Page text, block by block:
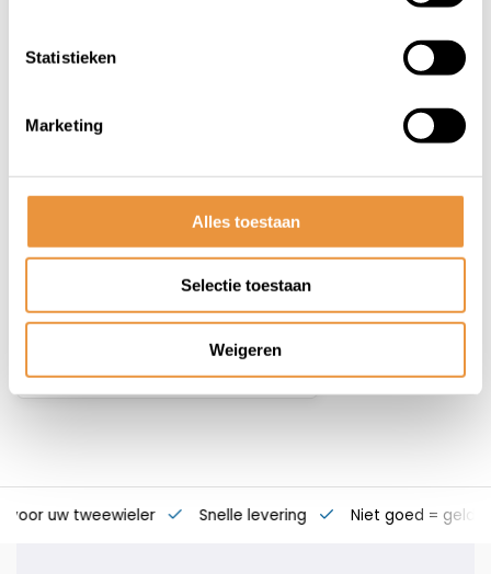
Statistieken
Marketing
Alles toestaan
Selectie toestaan
Weigeren
Fiets binnenband 26 Inch
Dunlop ventiel
voor uw tweewieler Snelle levering Niet goed = geld